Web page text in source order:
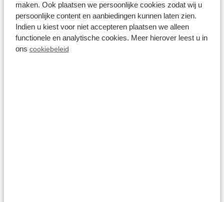
maken. Ook plaatsen we persoonlijke cookies zodat wij u
persoonlijke content en aanbiedingen kunnen laten zien.
Indien u kiest voor niet accepteren plaatsen we alleen
functionele en analytische cookies. Meer hierover leest u in
ons cookiebeleid